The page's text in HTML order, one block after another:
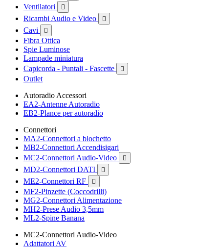
Ventilatori 
Ricambi Audio e Video 
Cavi 
Fibra Ottica
Spie Luminose
Lampade miniatura
Capicorda - Puntali - Fascette

Outlet
Autoradio Accessori
EA2-Antenne Autoradio
EB2-Plance per autoradio
Connettori
MA2-Connettori a blochetto
MB2-Connettori Accendisigari
MC2-Connettori Audio-Video

MD2-Connettori DATI 
ME2-Connettori RF 
MF2-Pinzette (Coccodrilli)
MG2-Connettori Alimentazione
MH2-Prese Audio 3,5mm
ML2-Spine Banana
MC2-Connettori Audio-Video
Adattatori AV